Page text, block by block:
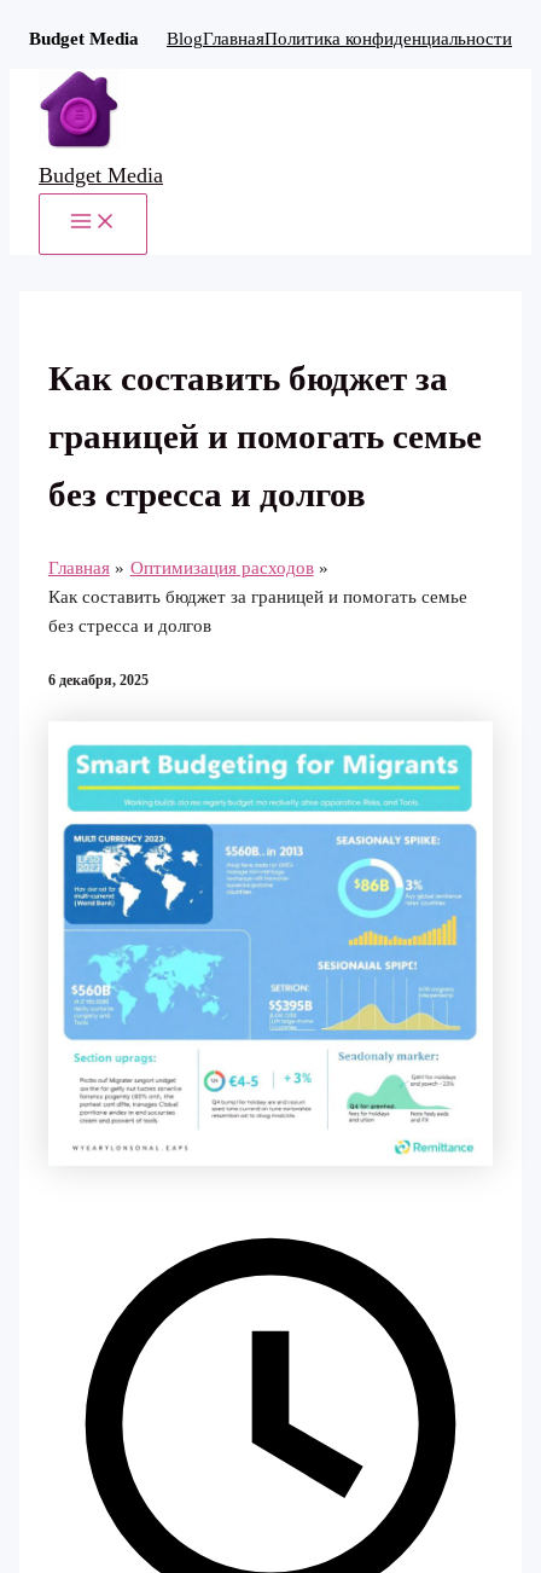
Budget Media BlogГлавнаяПолитика конфиденциальности
Перейти
содержимому
Budget Media
MAIN
Как составить бюджет за
границей и помогать семье
без стресса и долгов
Главная
Оптимизация расходов
Как составить бюджет за границей и помогать семье
без стресса и долгов
6 декабря, 2025